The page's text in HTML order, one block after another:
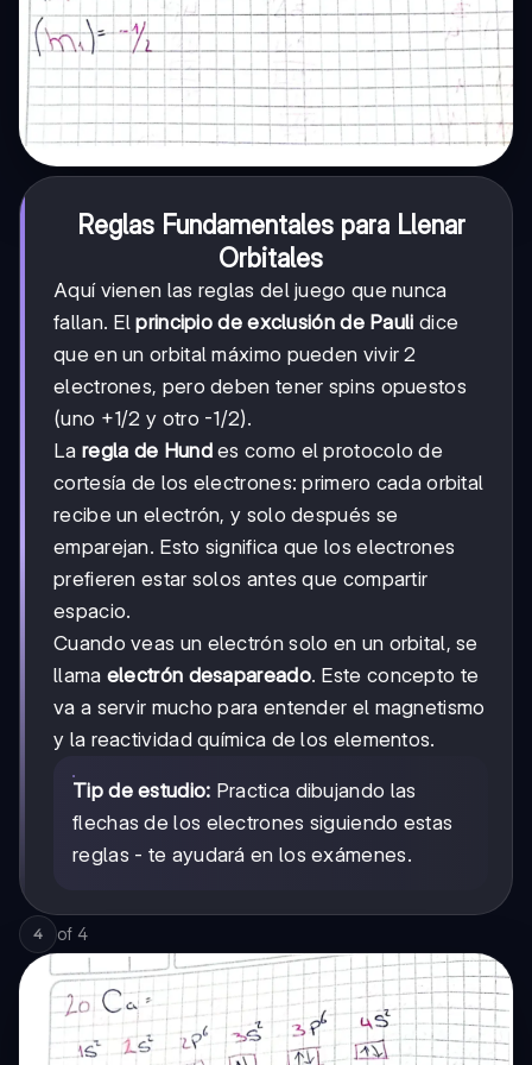
Reglas Fundamentales para Llenar
Orbitales
Aquí vienen las reglas del juego que nunca
fallan. Elprincipio de exclusión de Pauli dice
que en un orbital máximo pueden vivir 2
electrones, pero deben tener spins opuestos
(uno +1/2 y otro -1/2).
La regla de Hundes como el protocolo de
cortesía de los electrones: primero cada orbital
recibe un electrón, y solo después se
emparejan. Esto significa que los electrones
prefieren estar solos antes que compartir
espacio.
Cuando veas un electrón solo en un orbital, se
llama electrón desapareado. Este concepto te
va a servir mucho para entender el magnetismo
y la reactividad química de los elementos.
Tip de estudio: Practica dibujando las
flechas de los electrones siguiendo estas
reglas - te ayudará en los exámenes.
4 of 4